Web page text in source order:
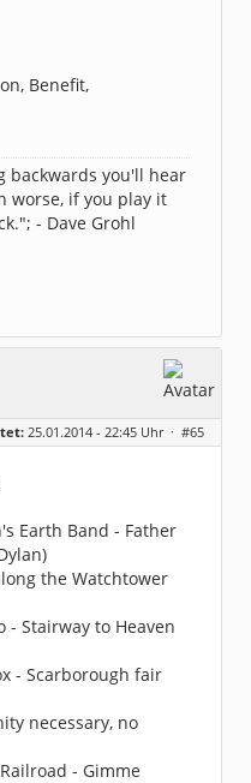
Benefit,
backwards you'll hear
worse, if you play it
- Dave Grohl
25.01.2014 - 22:45 Uhr · #65
Earth Band - Father
the Watchtower
- Stairway to Heaven
- Scarborough fair
necessary, no
- Gimme